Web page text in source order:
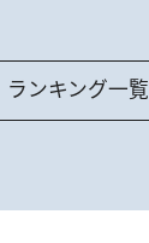
ランキング一覧